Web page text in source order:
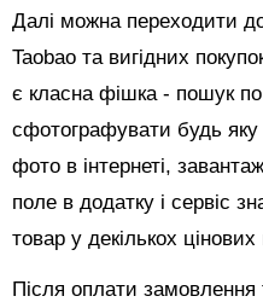
Далі можна переходити
Taobao та вигідних
є класна фішка - пошук
сфотографувати будь яку
фото в інтернеті,
поле в додатку і сервіс
товар у декількох цінових
Після оплати